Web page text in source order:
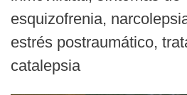
esquizofrenia,
estrés postraumático,
catalepsia